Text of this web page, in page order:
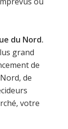
du Nord.
grand
de
de
votre